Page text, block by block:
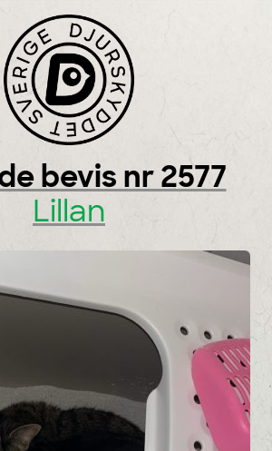
bevis nr 2577
Lillan